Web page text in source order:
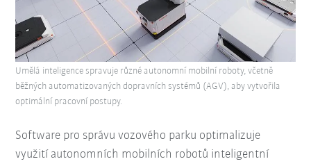
Software pro správu vozového parku optimalizuje
využití autonomních mobilních robotů inteligentní
Umělá inteligence spravuje různé autonomní mobilní roboty, včetně
běžných automatizovaných dopravních systémů (AGV), aby vytvořila
optimální pracovní postupy.